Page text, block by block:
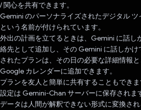
/ 関心を共有できます。
Gemini のパーソナライズされたデジタル ツ
という名前が付けられています。
外出の計画を立てるときは、Gemini に話し
絡先として追加し、その Gemini に話しか
されたプランは、その日の必要な詳細情報
Google カレンダーに追加できます。
プランを友人と簡単に共有することもできま
設定は Gemini-Chan サーバーに保存されま
データは人間が解釈できない形式に変換さ